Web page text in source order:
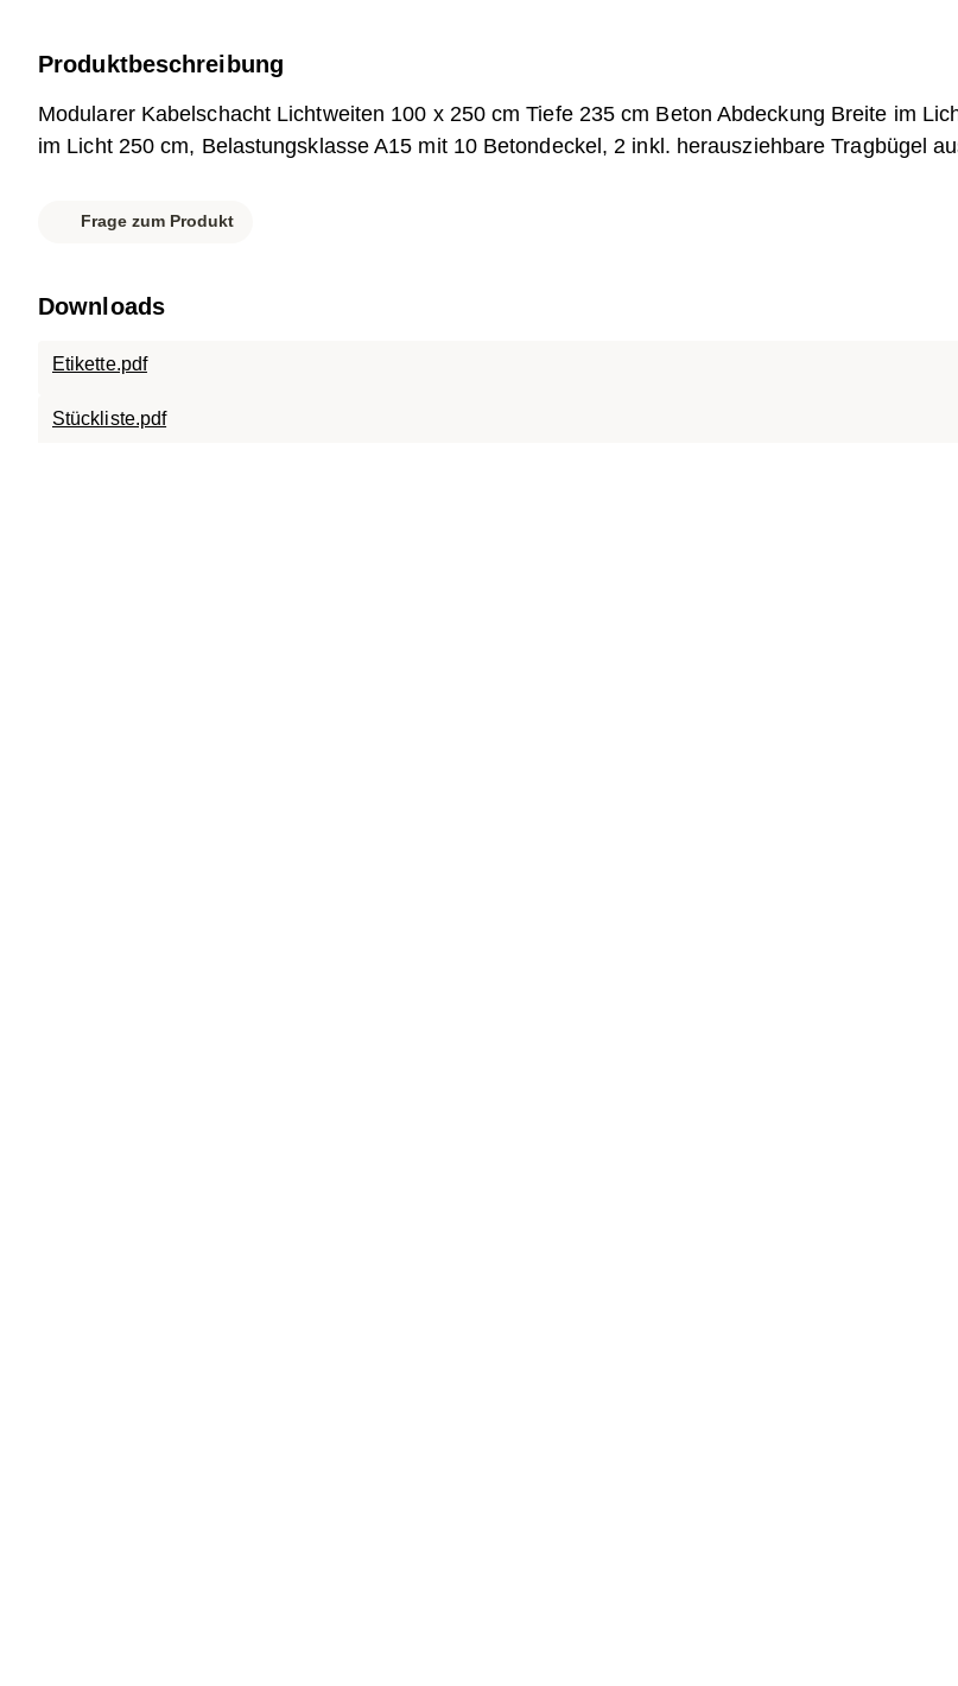
Produktbeschreibung
Modularer Kabelschacht Lichtweiten 100 x 250 cm Tiefe 235 cm Beton Abdeckung Breite im
im Licht 250 cm, Belastungsklasse A15 mit 10 Betondeckel, 2 inkl. herausziehbare Tragbügel
Frage zum Produkt
Downloads
Etikette.pdf
Stückliste.pdf